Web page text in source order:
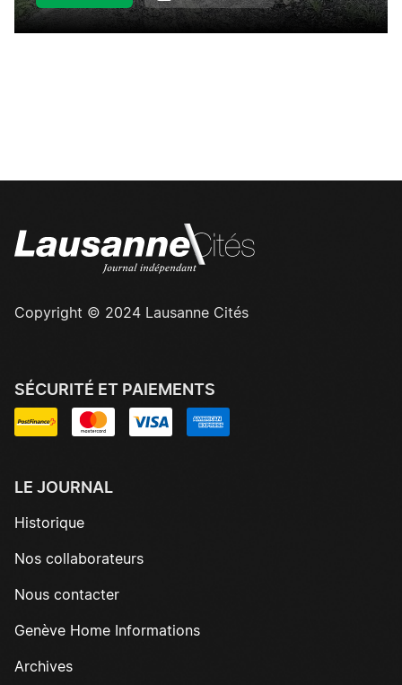
Copyright © 2024 Lausanne Cités
SÉCURITÉ ET PAIEMENTS
LE JOURNAL
Historique
Nos collaborateurs
Nous contacter
Genève Home Informations
Archives